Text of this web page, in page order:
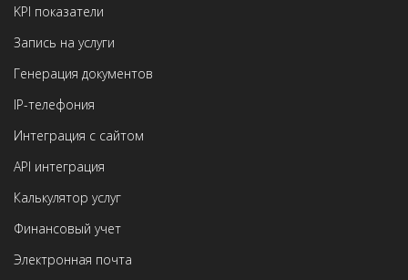
KPI показатели
Запись на услуги
Генерация документов
IP-телефония
Интеграция с сайтом
API интеграция
Калькулятор услуг
Финансовый учет
Электронная почта